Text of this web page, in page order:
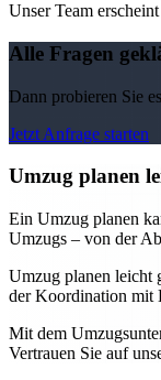
Unser Team
Alle Fragen
Dann probieren Sie
Jetzt Anfrage starten
Umzug planen
Ein Umzug planen
Umzugs – von der
Umzug planen leicht
der Koordination mit
Mit dem
Vertrauen Sie auf